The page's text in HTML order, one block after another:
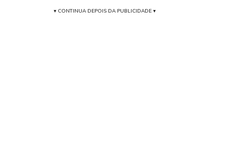
▾ CONTINUA DEPOIS DA PUBLICIDADE ▾